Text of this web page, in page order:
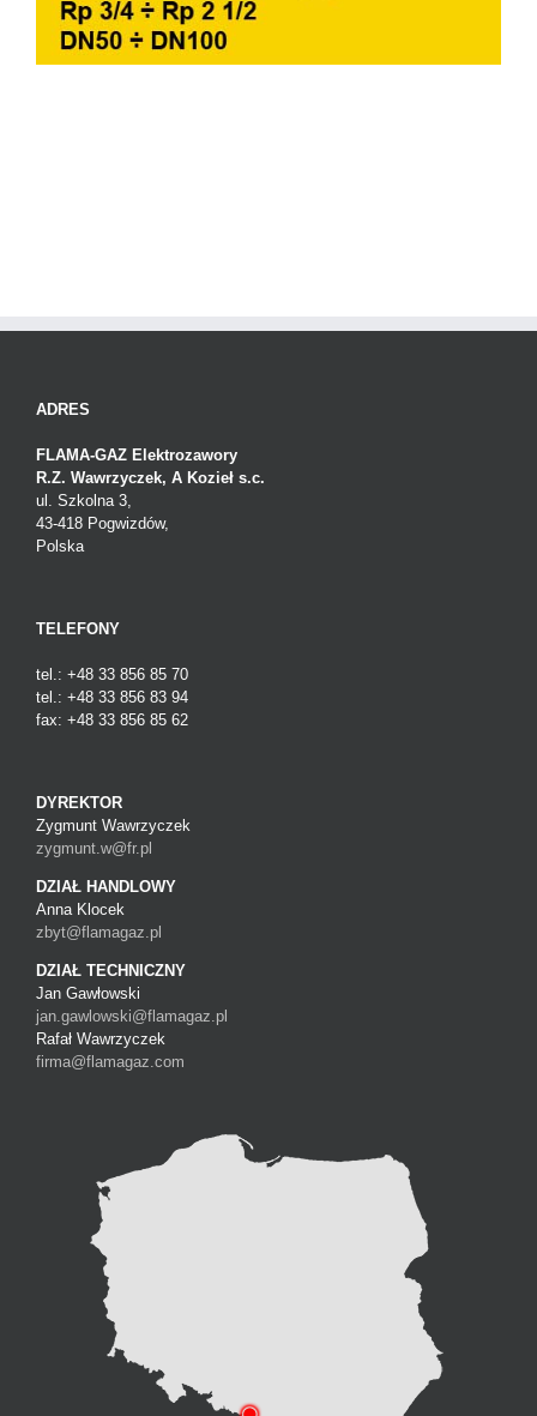
ADRES
FLAMA-GAZ Elektrozawory
R.Z. Wawrzyczek, A Kozieł s.c.
ul. Szkolna 3,
43-418 Pogwizdów,
Polska
TELEFONY
tel.: +48 33 856 85 70
tel.: +48 33 856 83 94
fax: +48 33 856 85 62
DYREKTOR
Zygmunt Wawrzyczek
zygmunt.w@fr.pl
DZIAŁ HANDLOWY
Anna Klocek
zbyt@flamagaz.pl
DZIAŁ TECHNICZNY
Jan Gawłowski
jan.gawlowski@flamagaz.pl
Rafał Wawrzyczek
firma@flamagaz.com